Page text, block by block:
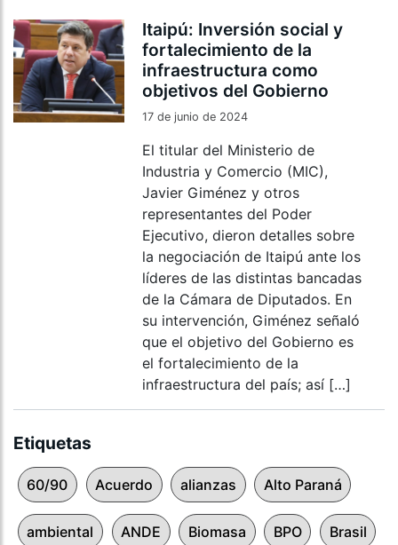
Itaipú: Inversión social y
fortalecimiento de la
infraestructura como
objetivos del Gobierno
17 de junio de 2024
El titular del Ministerio de
Industria y Comercio (MIC),
Javier Giménez y otros
representantes del Poder
Ejecutivo, dieron detalles sobre
la negociación de Itaipú ante los
líderes de las distintas bancadas
de la Cámara de Diputados. En
su intervención, Giménez señaló
que el objetivo del Gobierno es
el fortalecimiento de la
infraestructura del país; así […]
Etiquetas
60/90 Acuerdo alianzas Alto Paraná
ambiental ANDE Biomasa BPO Brasil